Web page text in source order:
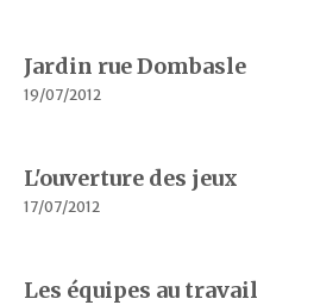
Jardin rue Dombasle
19/07/2012
L'ouverture des jeux
17/07/2012
Les équipes au travail